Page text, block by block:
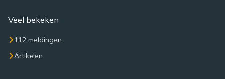
Veel bekeken
112 meldingen
Artikelen